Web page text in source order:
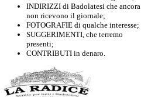
INDIRIZZI di Badolatesi che ancora
non ricevono il giornale;
FOTOGRAFIE di qualche interesse;
SUGGERIMENTI, che terremo
presenti;
CONTRIBUTI in denaro.